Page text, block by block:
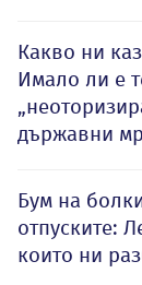
Какво ни
Имало ли е
държавни
Бум на
отпуските:
които ни